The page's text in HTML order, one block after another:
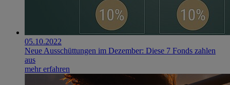
05.10.2022
Neue Ausschüttungen im Dezember: Diese 7 Fonds zahlen
aus
mehr erfahren